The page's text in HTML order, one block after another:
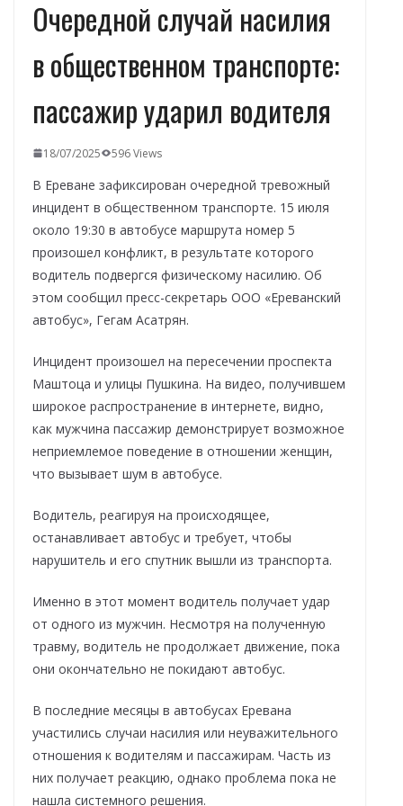
Очередной случай насилия
в общественном транспорте:
пассажир ударил водителя
18/07/2025 596 Views
В Ереване зафиксирован очередной тревожный
инцидент в общественном транспорте. 15 июля
около 19:30 в автобусе маршрута номер 5
произошел конфликт, в результате которого
водитель подвергся физическому насилию. Об
этом сообщил пресс-секретарь ООО «Ереванский
автобус», Гегам Асатрян.
Инцидент произошел на пересечении проспекта
Маштоца и улицы Пушкина. На видео, получившем
широкое распространение в интернете, видно,
как мужчина пассажир демонстрирует возможное
неприемлемое поведение в отношении женщин,
что вызывает шум в автобусе.
Водитель, реагируя на происходящее,
останавливает автобус и требует, чтобы
нарушитель и его спутник вышли из транспорта.
Именно в этот момент водитель получает удар
от одного из мужчин. Несмотря на полученную
травму, водитель не продолжает движение, пока
они окончательно не покидают автобус.
В последние месяцы в автобусах Еревана
участились случаи насилия или неуважительного
отношения к водителям и пассажирам. Часть из
них получает реакцию, однако проблема пока не
нашла системного решения.